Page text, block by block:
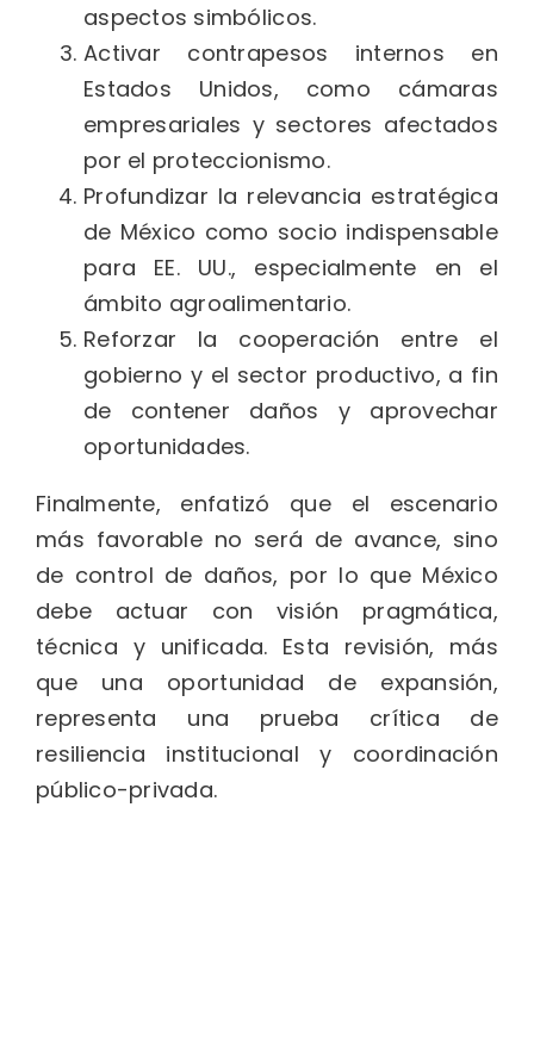
aspectos simbólicos.
Activar contrapesos internos en
Estados Unidos, como cámaras
empresariales y sectores afectados
por el proteccionismo.
Profundizar la relevancia estratégica
de México como socio indispensable
para EE. UU., especialmente en el
ámbito agroalimentario.
Reforzar la cooperación entre el
gobierno y el sector productivo, a fin
de contener daños y aprovechar
oportunidades.
Finalmente, enfatizó que el escenario
más favorable no será de avance, sino
de control de daños, por lo que México
debe actuar con visión pragmática,
técnica y unificada. Esta revisión, más
que una oportunidad de expansión,
representa una prueba crítica de
resiliencia institucional y coordinación
público-privada.